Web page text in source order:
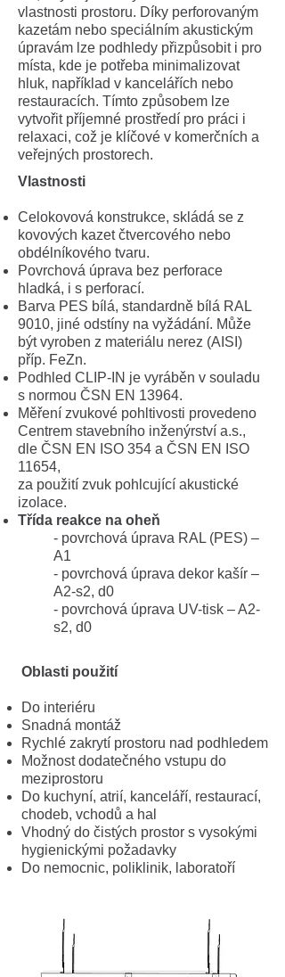
vlastnosti prostoru. Díky perforovaným
kazetám nebo speciálním akustickým
úpravám lze podhledy přizpůsobit i pro
místa, kde je potřeba minimalizovat
hluk, například v kancelářích nebo
restauracích. Tímto způsobem lze
vytvořit příjemné prostředí pro práci i
relaxaci, což je klíčové v komerčních a
veřejných prostorech.
Vlastnosti
Celokovová konstrukce, skládá se z
kovových kazet čtvercového nebo
obdélníkového tvaru.
Povrchová úprava bez perforace
hladká, i s perforací.
Barva PES bílá, standardně bílá RAL
9010, jiné odstíny na vyžádání. Může
být vyroben z materiálu nerez (AISI)
příp. FeZn.
Podhled CLIP-IN je vyráběn v souladu
s normou ČSN EN 13964.
Měření zvukové pohltivosti provedeno
Centrem stavebního inženýrství a.s.,
dle ČSN EN ISO 354 a ČSN EN ISO
11654,
za použití zvuk pohlcující akustické
izolace.
Třída reakce na oheň
- povrchová úprava RAL (PES) –
A1
- povrchová úprava dekor kašír –
A2-s2, d0
- povrchová úprava UV-tisk – A2-
s2, d0
Oblasti použití
Do interiéru
Snadná montáž
Rychlé zakrytí prostoru nad podhledem
Možnost dodatečného vstupu do
meziprostoru
Do kuchyní, atrií, kanceláří, restaurací,
chodeb, vchodů a hal
Vhodný do čistých prostor s vysokými
hygienickými požadavky
Do nemocnic, poliklinik, laboratoří